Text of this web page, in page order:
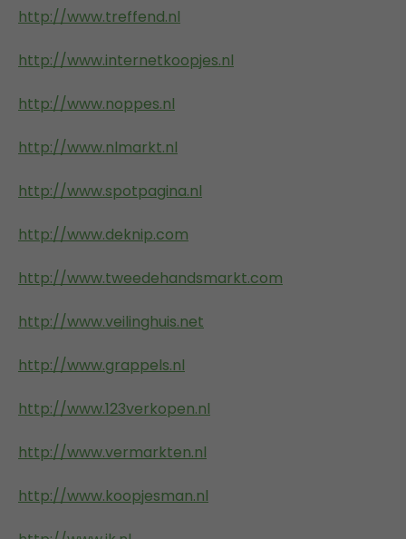
http://www.treffend.nl
http://www.internetkoopjes.nl
http://www.noppes.nl
http://www.nlmarkt.nl
http://www.spotpagina.nl
http://www.deknip.com
http://www.tweedehandsmarkt.com
http://www.veilinghuis.net
http://www.grappels.nl
http://www.123verkopen.nl
http://www.vermarkten.nl
http://www.koopjesman.nl